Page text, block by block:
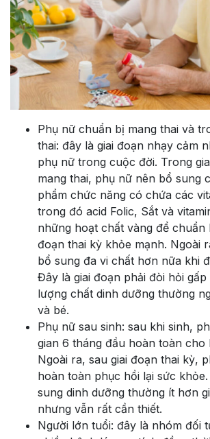
Phụ nữ chuẩn bị mang thai và
thai: đây là giai đoạn nhạy cảm
phụ nữ trong cuộc đời. Trong
mang thai, phụ nữ nên bổ sung
phẩm chức năng có chứa các
trong đó acid Folic, Sắt và
những hoạt chất vàng để chuẩn
đoạn thai kỳ khỏe mạnh. Ngoài
bổ sung đa vi chất hơn nữa khi
Đây là giai đoạn phải đòi hỏi
lượng chất dinh dưỡng thường
và bé.
Phụ nữ sau sinh: sau khi sinh,
gian 6 tháng đầu hoàn toàn cho
Ngoài ra, sau giai đoạn thai kỳ,
hoàn toàn phục hồi lại sức
sung dinh dưỡng thường ít hơn
nhưng vẫn rất cần thiết.
Người lớn tuổi: đây là nhóm đối